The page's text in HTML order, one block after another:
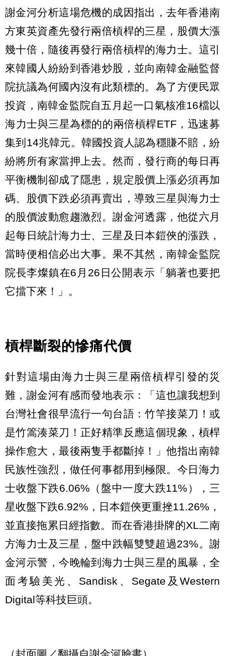
謝金河分析這場危機的成因指出，去年香港南
方東英資產先發行兩倍槓桿的三星，股價大漲
幾十倍，隨後再發行兩倍槓桿的海力士。這引
來韓國人紛紛到香港炒股，並向南韓金融監督
院抗議為何國內沒有此類標的。為了方便民眾
投資，南韓金監院自五月起一口氣核准16檔以
海力士與三星為標的的兩倍槓桿ETF，迅速募
集到14兆韓元。韓國投資人認為穩賺不賠，紛
紛將所有家當押上去。然而，發行商的每日再
平衡機制卻成了隱患，規定股價上漲必須再加
碼、股價下跌必須再賣出，導致三星與海力士
的股價波動愈趨激烈。謝金河透露，他從六月
起每日統計海力士、三星及日本鎧俠的漲跌，
當時便相信必出大事。果不其然，南韓金監院
院長李燦鎮在6月26日公開表示「躺著也要把
它擋下來！」。
槓桿斷裂的慘痛代價
針對這場由海力士與三星兩倍槓桿引發的災
難，謝金河有感而發地表示：「這也讓我想到
台灣社會很早流行一句台語：竹竿接菜刀！或
是竹篙湊菜刀！正好精準反應這個現象，槓桿
操作愈大，最後兩隻手都斷掉！」他指出南韓
民族性強烈，做任何事都用到極限。今日海力
士收盤下跌6.06%（盤中一度大跌11%），三
星收盤下跌6.92%，日本鎧俠更重挫11.26%，
並直接拖累日經指數。而在香港掛牌的XL二南
方海力士及三星，盤中跌幅雙雙超過23%。謝
金河示警，今晚輪到海力士與三星的風暴，全
面考驗美光、Sandisk、Segate及Western
Digital等科技巨頭。